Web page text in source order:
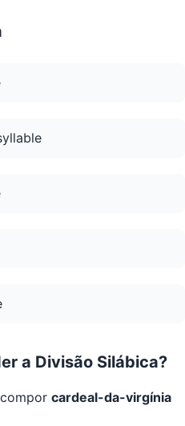
a Divisão Silábica?
cardeal-da-virgínia